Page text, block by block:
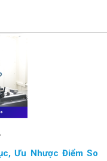
Ưu Nhược Điểm So